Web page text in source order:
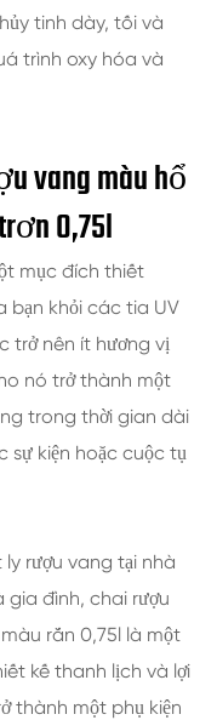
tinh dày, tối và
trình oxy hóa và
vang màu hổ
0,75l
mục đích thiết
bạn khỏi các tia UV
trở nên ít hương vị
nó trở thành một
trong thời gian dài
sự kiện hoặc cuộc tụ
rượu vang tại nhà
gia đình, chai rượu
rắn 0,75l là một
kế thanh lịch và lợi
thành một phụ kiện